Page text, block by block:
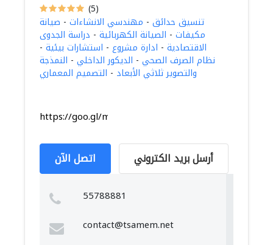
(5)
تنسيق حدائق - مهندسي الانشاءات - صيانة
مكيفات - الصيانة الكهربائية - دراسة الجدوى
الاقتصادية - ادارة مشروع - استشارات بيئية -
نظام الصرف الصحي - الديكور الداخلي - النمذجة
والتصوير ثلاثي الأبعاد - التصميم المعماري
https://goo.gl/maps/adXztWbSFnjc3VkS8
اتصل الآن أرسل بريد الكتروني
55788881
contact@tsamem.net